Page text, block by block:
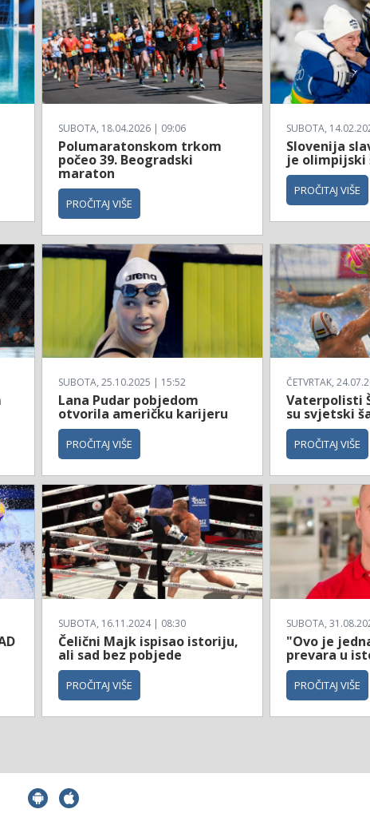
SUBOTA, 18.04.2026 | 09:06
Polumaratonskom trkom
počeo 39. Beogradski
maraton
PROČITAJ VIŠE
SUBOTA,
Slovenija
je olimpijski
PROČITAJ VIŠE
SUBOTA, 25.10.2025 | 15:52
Lana Pudar pobjedom
otvorila američku karijeru
PROČITAJ VIŠE
ČETVRTAK,
Vaterpolisti
su svjetski
PROČITAJ VIŠE
SUBOTA, 16.11.2024 | 08:30
Čelični Majk ispisao istoriju,
ali sad bez pobjede
PROČITAJ VIŠE
SUBOTA,
"Ovo je
prevara u
PROČITAJ VIŠE